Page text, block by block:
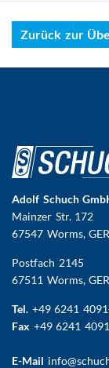
Zurück zur
Adolf Schuch
Mainzer Str. 172
67547 Worms,
Postfach 2145
67511 Worms,
Tel. +49 6241
Fax +49 6241
E-Mail